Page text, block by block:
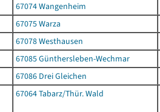
67074 Wangenheim
67075 Warza
67078 Westhausen
67085 Günthersleben-Wechmar
67086 Drei Gleichen
67064 Tabarz/Thür. Wald